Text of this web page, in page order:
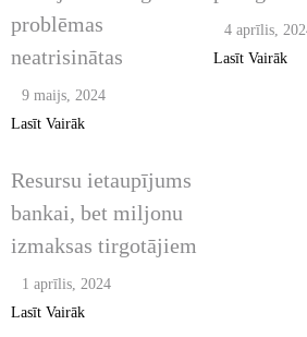
problēmas
neatrisinātas
9 maijs, 2024
Lasīt Vairāk
4 aprīlis,
Lasīt Vairāk
FEBRUĀRIS / MARTS
Resursu ietaupījums
bankai, bet miljonu
izmaksas tirgotājiem
1 aprīlis, 2024
Lasīt Vairāk